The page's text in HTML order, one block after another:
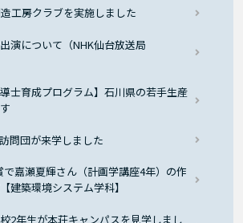
工房クラブを実施しました
演について（NHK仙台放送局
導士育成プログラム】石川県の若手生産
問団が来学しました
で嘉瀬夏輝さん（計画学講座4年）の作
建築環境システム学科】
2年生が本荘キャンパスを見学しまし